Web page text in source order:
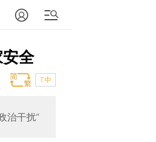
全
T中
治干扰”